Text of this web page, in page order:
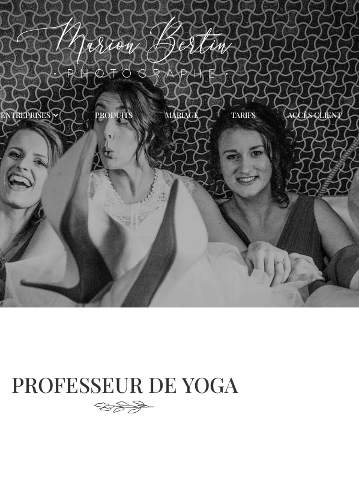
ENTREPRISES PRODUITS MARIAGE TARIFS ACCÈS CLIENT
PROFESSEUR DE YOGA